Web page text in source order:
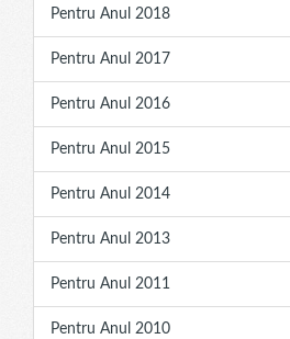
Pentru Anul 2018
Pentru Anul 2017
Pentru Anul 2016
Pentru Anul 2015
Pentru Anul 2014
Pentru Anul 2013
Pentru Anul 2011
Pentru Anul 2010